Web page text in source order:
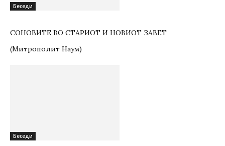
Беседи
СОНОВИТЕ ВО СТАРИОТ И НОВИОТ ЗАВЕТ
(Митрополит Наум)
Беседи